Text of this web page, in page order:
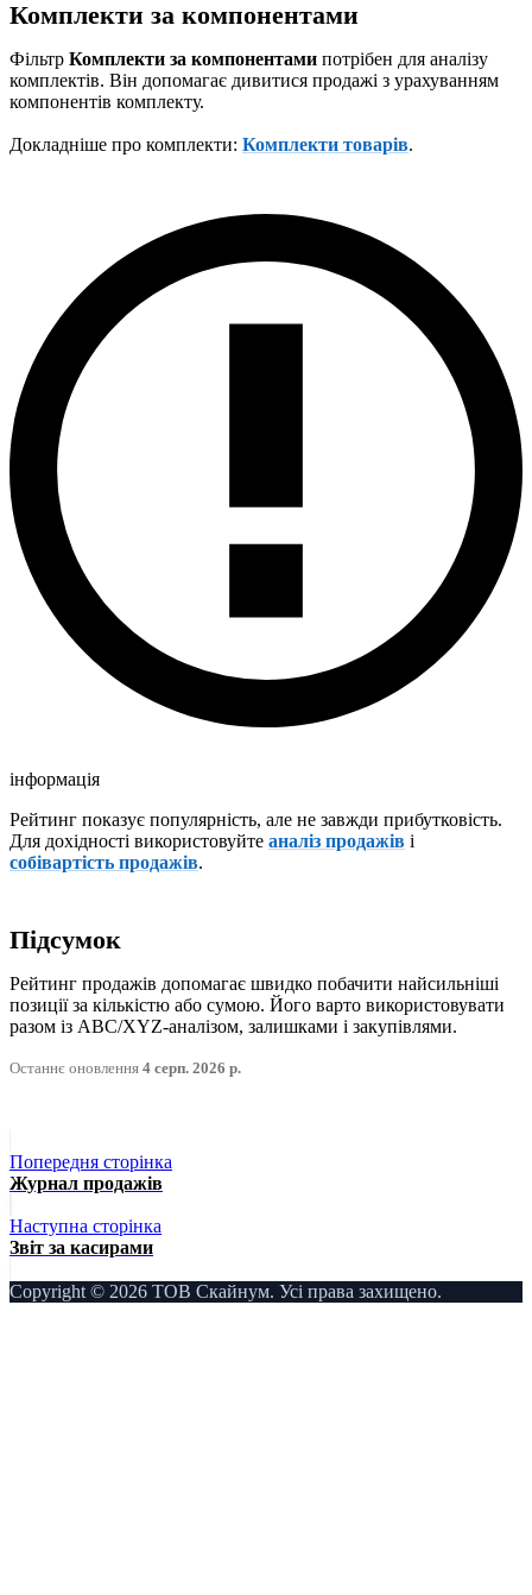
Комплекти за компонентами
Фільтр Комплекти за компонентами потрібен для аналізу
комплектів. Він допомагає дивитися продажі з урахуванням
компонентів комплекту.
Докладніше про комплекти: Комплекти товарів.
інформація
Рейтинг показує популярність, але не завжди прибутковість.
Для дохідності використовуйте аналіз продажів і
собівартість продажів.
Підсумок
Рейтинг продажів допомагає швидко побачити найсильніші
позиції за кількістю або сумою. Його варто використовувати
разом із ABC/XYZ-аналізом, залишками і закупівлями.
Останнє оновлення 4 серп. 2026 р.
Попередня сторінка
Журнал продажів
Наступна сторінка
Звіт за касирами
Copyright © 2026 ТОВ Скайнум. Усі права захищено.